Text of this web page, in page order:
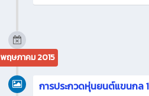
พฤษภาคม 2015
การประกวดหุ่นยนต์แขนกล